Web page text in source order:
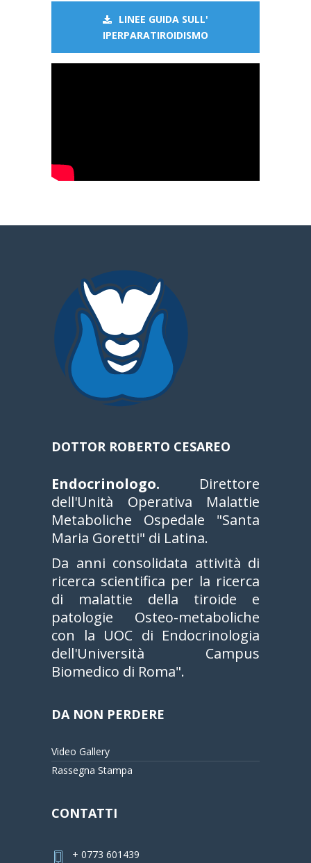
LINEE GUIDA SULL'
IPERPARATIROIDISMO
DOTTOR ROBERTO CESAREO
Endocrinologo. Direttore
dell'Unità Operativa Malattie
Metaboliche Ospedale "Santa
Maria Goretti" di Latina.
Da anni consolidata attività di
ricerca scientifica per la ricerca
di malattie della tiroide e
patologie Osteo-metaboliche
con la UOC di Endocrinologia
dell'Università Campus
Biomedico di Roma".
DA NON PERDERE
Video Gallery
Rassegna Stampa
CONTATTI
+ 0773 601439